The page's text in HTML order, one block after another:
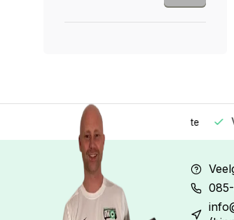
Beste Service Garantie
3 gelijke delen